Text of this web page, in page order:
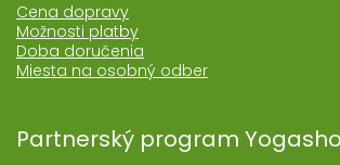
Cena dopravy
Možnosti platby
Doba doručenia
Miesta na osobný odber
Partnerský program